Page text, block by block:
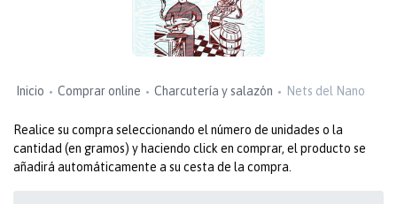
Inicio Comprar online Charcutería y salazón Nets del Nano
Realice su compra seleccionando el número de unidades o la
cantidad (en gramos) y haciendo click en comprar, el producto se
añadirá automáticamente a su cesta de la compra.